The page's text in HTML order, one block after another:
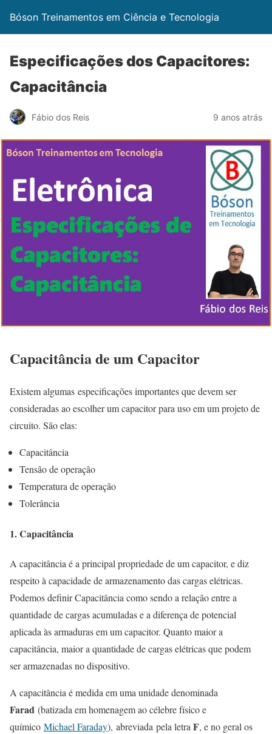
Bóson Treinamentos em Ciência e Tecnologia
Especificações dos Capacitores:
Capacitância
Fábio dos Reis 9 anos atrás
Capacitância de um Capacitor
Existem algumas especificações importantes que devem ser
consideradas ao escolher um capacitor para uso em um projeto de
circuito. São elas:
Capacitância
Tensão de operação
Temperatura de operação
Tolerância
1. Capacitância
A capacitância é a principal propriedade de um capacitor, e diz
respeito à capacidade de armazenamento das cargas elétricas.
Podemos definir Capacitância como sendo a relação entre a
quantidade de cargas acumuladas e a diferença de potencial
aplicada às armaduras em um capacitor. Quanto maior a
capacitância, maior a quantidade de cargas elétricas que podem
ser armazenadas no dispositivo.
A capacitância é medida em uma unidade denominada
Farad (batizada em homenagem ao célebre físico e
químico Michael Faraday), abreviada pela letra F, e no geral os